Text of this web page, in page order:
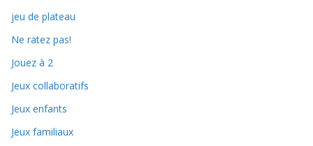
jeu de plateau
Ne ratez pas!
Jouez à 2
Jeux collaboratifs
Jeux enfants
Jeux familiaux